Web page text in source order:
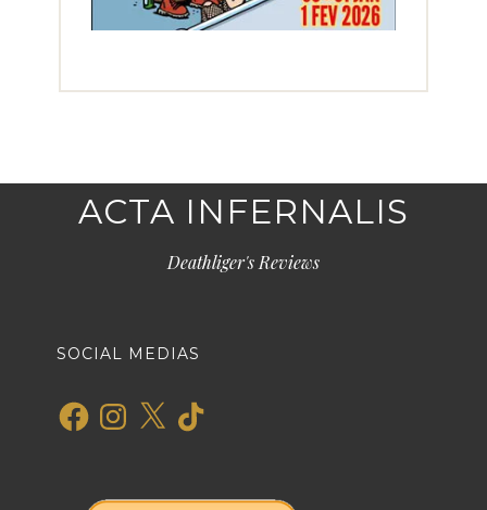
ACTA INFERNALIS
Deathliger's Reviews
SOCIAL MEDIAS
FacebookInstagram
X TikTok